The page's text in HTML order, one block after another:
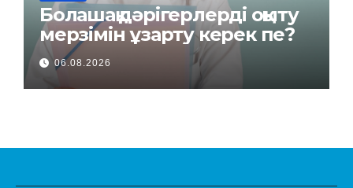
Болашақ дәрігерлерді оқыту
мерзімін ұзарту керек пе?
06.08.2026